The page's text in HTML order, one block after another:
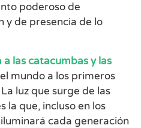
poderoso de
y de presencia de lo
a las catacumbas y las
mundo a los primeros
luz que surge de las
la que, incluso en los
cada generación